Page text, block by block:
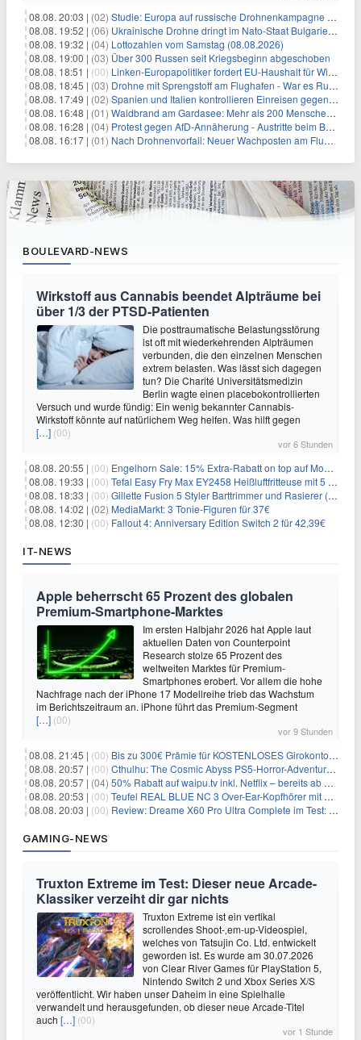
08.08. 20:03 | (02) Studie: Europa auf russische Drohnenkampagne unzureichend vorbereitet
08.08. 19:52 | (06) Ukrainische Drohne dringt im Nato-Staat Bulgarien ein
08.08. 19:32 | (04) Lottozahlen vom Samstag (08.08.2026)
08.08. 19:00 | (03) Über 300 Russen seit Kriegsbeginn abgeschoben
08.08. 18:51 | (00) Linken-Europapolitiker fordert EU-Haushalt für Wirtschaftsumbau
08.08. 18:45 | (03) Drohne mit Sprengstoff am Flughafen - War es Russland?
08.08. 17:49 | (02) Spanien und Italien kontrollieren Einreisen gegenseitig
08.08. 16:48 | (01) Waldbrand am Gardasee: Mehr als 200 Menschen evakuiert
08.08. 16:28 | (04) Protest gegen AfD-Annäherung - Austritte beim BSW Sachsen-Anhalt
08.08. 16:17 | (01) Nach Drohnenvorfall: Neuer Wachposten am Flughafen
BOULEVARD-NEWS
Wirkstoff aus Cannabis beendet Alpträume bei
über 1/3 der PTSD-Patienten
Die posttraumatische Belastungsstörung
ist oft mit wiederkehrenden Alpträumen
verbunden, die den einzelnen Menschen
extrem belasten. Was lässt sich dagegen
tun? Die Charité Universitätsmedizin
Berlin wagte einen placebokontrollierten
Versuch und wurde fündig: Ein wenig bekannter Cannabis-
Wirkstoff könnte auf natürlichem Weg helfen. Was hilft gegen
[…] (00)
vor 6 Stunden
08.08. 20:55 | (00) Engelhorn Sale: 15% Extra-Rabatt on top auf Mode- und Sport-Artikel
08.08. 19:33 | (00) Tefal Easy Fry Max EY2458 Heißluftfritteuse mit 5 Litern für 64,99€
08.08. 18:33 | (00) Gillette Fusion 5 Styler Barttrimmer und Rasierer (All in One) für 16€
08.08. 14:02 | (02) MediaMarkt: 3 Tonie-Figuren für 37€
08.08. 12:30 | (00) Fallout 4: Anniversary Edition Switch 2 für 42,39€
IT-NEWS
Apple beherrscht 65 Prozent des globalen
Premium-Smartphone-Marktes
Im ersten Halbjahr 2026 hat Apple laut
aktuellen Daten von Counterpoint
Research stolze 65 Prozent des
weltweiten Marktes für Premium-
Smartphones erobert. Vor allem die hohe
Nachfrage nach der iPhone 17 Modellreihe trieb das Wachstum
im Berichtszeitraum an. iPhone führt das Premium-Segment
[…] (00)
vor 9 Stunden
08.08. 21:45 | (00) Bis zu 300€ Prämie für KOSTENLOSES Girokonto bei der Santander – 50€ schon nach 1 Woche!
08.08. 20:57 | (00) Cthulhu: The Cosmic Abyss PS5-Horror-Adventure für 27,99€
08.08. 20:57 | (04) 50% Rabatt auf waipu.tv inkl. Netflix – bereits ab 9€/Monat (statt 17,99€)
08.08. 20:53 | (00) Teufel REAL BLUE NC 3 Over-Ear-Kopfhörer mit ANC für 149,99€
08.08. 20:03 | (00) Review: Dreame X60 Pro Ultra Complete im Test: 42.000 Pa, 100 °C Moppwäsche & erstaunlich viel Technik in nur 8,9 cm Höhe
GAMING-NEWS
Truxton Extreme im Test: Dieser neue Arcade-
Klassiker verzeiht dir gar nichts
Truxton Extreme ist ein vertikal
scrollendes Shoot-‚em-up-Videospiel,
welches von Tatsujin Co. Ltd. entwickelt
geworden ist. Es wurde am 30.07.2026
von Clear River Games für PlayStation 5,
Nintendo Switch 2 und Xbox Series X/S
veröffentlicht. Wir haben unser Daheim in eine Spielhalle
verwandelt und herausgefunden, ob dieser neue Arcade-Titel
auch […] (00)
vor 1 Stunde